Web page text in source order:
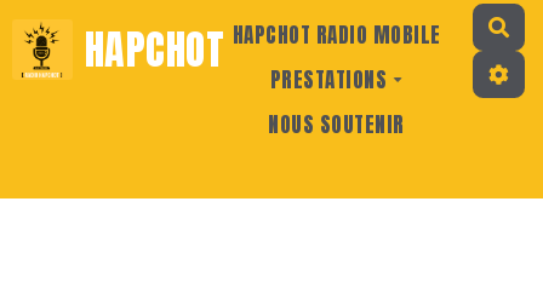
HAPCHOT HAPCHOT RADIO MOBILE
PRESTATIONS
NOUS SOUTENIR